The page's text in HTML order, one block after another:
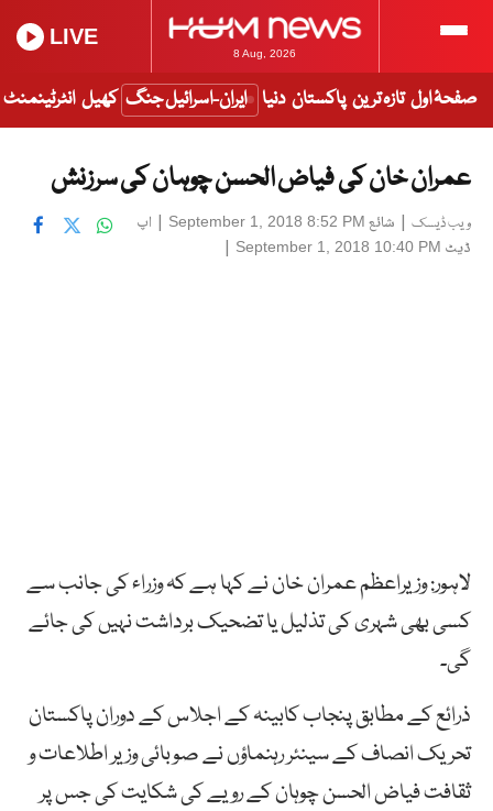
8 Aug, 2026
LIVE
صفحۂ اول تازہ ترین پاکستان دنیا ایران-اسرائیل جنگ کھیل انٹرٹینمنٹ
عمران خان کی فیاض الحسن چوہان کی سرزنش
ویب ڈیسک | شائع September 1, 2018 8:52 PM
| اپ
ڈیٹ September 1, 2018 10:40 PM
|
لاہور: وزیراعظم عمران خان نے کہا ہے کہ وزراء کی جانب سے
کسی بھی شہری کی تذلیل یا تضحیک برداشت نہیں کی جائے
گی۔
ذرائع کے مطابق پنجاب کابینہ کے اجلاس کے دوران پاکستان
تحریک انصاف کے سینئر رہنماؤں نے صوبائی وزیر اطلاعات و
ثقافت فیاض الحسن چوہان کے رویے کی شکایت کی جس پر